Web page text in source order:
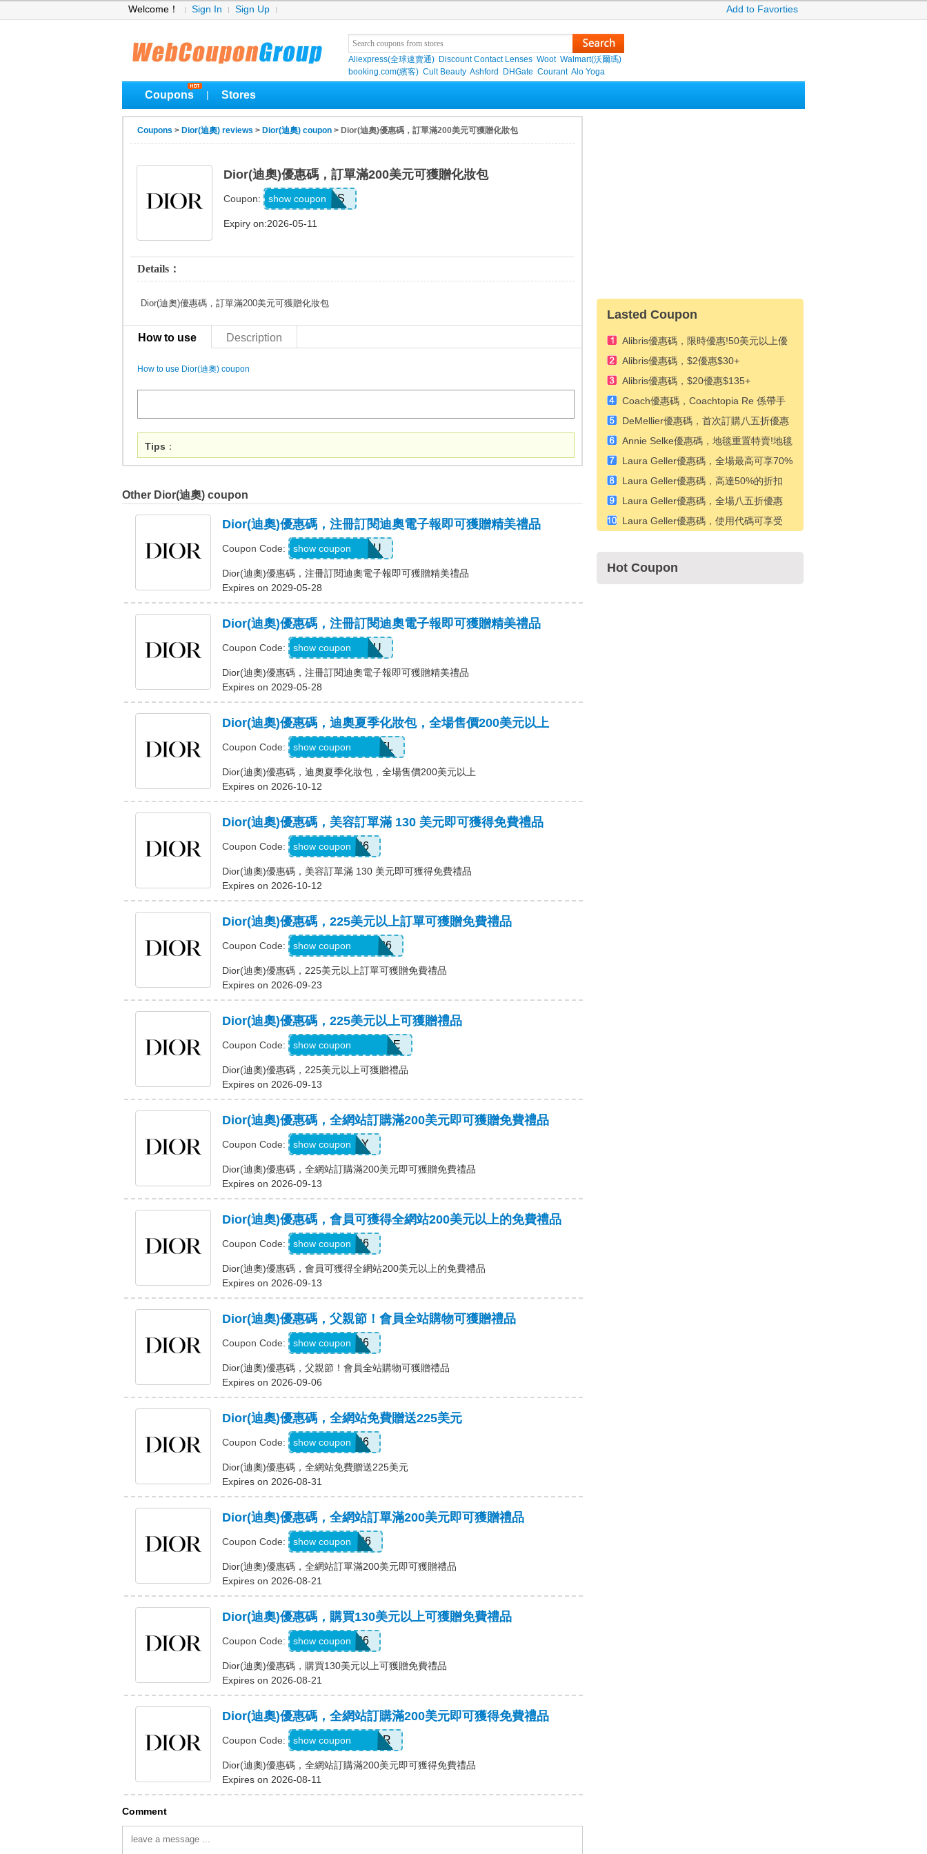
Welcome！ Sign In Sign Up Add to Favorties
Aliexpress(全球速賣通) Discount Contact Lenses Woot Walmart(沃爾瑪)
booking.com(繽客) Cult Beauty Ashford DHGate Courant Alo Yoga
Coupons Stores
Coupons > Dior(迪奧) reviews > Dior(迪奧) coupon > Dior(迪奧)優惠碼，訂單滿200美元可獲贈化妝包
Dior(迪奧)優惠碼，訂單滿200美元可獲贈化妝包
Coupon: VALENTINES
show coupon
Expiry on:2026-05-11
Details：
Dior(迪奧)優惠碼，訂單滿200美元可獲贈化妝包
How to use Description
How to use Dior(迪奧) coupon
Tips ：
Other Dior(迪奧) coupon
Dior(迪奧)優惠碼，注冊訂閱迪奧電子報即可獲贈精美禮品
Coupon Code: WELCOMEYOU
show coupon
Dior(迪奧)優惠碼，注冊訂閱迪奧電子報即可獲贈精美禮品
Expires on 2029-05-28
Dior(迪奧)優惠碼，注冊訂閱迪奧電子報即可獲贈精美禮品
Coupon Code: WELCOMEYOU
show coupon
Dior(迪奧)優惠碼，注冊訂閱迪奧電子報即可獲贈精美禮品
Expires on 2029-05-28
Dior(迪奧)優惠碼，迪奧夏季化妝包，全場售價200美元以上
Coupon Code: SUMMERTRAVEL
show coupon
Dior(迪奧)優惠碼，迪奧夏季化妝包，全場售價200美元以上
Expires on 2026-10-12
Dior(迪奧)優惠碼，美容訂單滿 130 美元即可獲得免費禮品
Coupon Code: RADJUL26
show coupon
Dior(迪奧)優惠碼，美容訂單滿 130 美元即可獲得免費禮品
Expires on 2026-10-12
Dior(迪奧)優惠碼，225美元以上訂單可獲贈免費禮品
Coupon Code: FATHERSDIOR26
show coupon
Dior(迪奧)優惠碼，225美元以上訂單可獲贈免費禮品
Expires on 2026-09-23
Dior(迪奧)優惠碼，225美元以上可獲贈禮品
Coupon Code: SPRINGSURPRISE
show coupon
Dior(迪奧)優惠碼，225美元以上可獲贈禮品
Expires on 2026-09-13
Dior(迪奧)優惠碼，全網站訂購滿200美元即可獲贈免費禮品
Coupon Code: LASHDAY
show coupon
Dior(迪奧)優惠碼，全網站訂購滿200美元即可獲贈免費禮品
Expires on 2026-09-13
Dior(迪奧)優惠碼，會員可獲得全網站200美元以上的免費禮品
Coupon Code: GRADS26
show coupon
Dior(迪奧)優惠碼，會員可獲得全網站200美元以上的免費禮品
Expires on 2026-09-13
Dior(迪奧)優惠碼，父親節！會員全站購物可獲贈禮品
Coupon Code: DDAY26
show coupon
Dior(迪奧)優惠碼，父親節！會員全站購物可獲贈禮品
Expires on 2026-09-06
Dior(迪奧)優惠碼，全網站免費贈送225美元
Coupon Code: BRIDE26
show coupon
Dior(迪奧)優惠碼，全網站免費贈送225美元
Expires on 2026-08-31
Dior(迪奧)優惠碼，全網站訂單滿200美元即可獲贈禮品
Coupon Code: MEMORIAL26
show coupon
Dior(迪奧)優惠碼，全網站訂單滿200美元即可獲贈禮品
Expires on 2026-08-21
Dior(迪奧)優惠碼，購買130美元以上可獲贈免費禮品
Coupon Code: MEMDAY26
show coupon
Dior(迪奧)優惠碼，購買130美元以上可獲贈免費禮品
Expires on 2026-08-21
Dior(迪奧)優惠碼，全網站訂購滿200美元即可獲得免費禮品
Coupon Code: CELEBRATEHER
show coupon
Dior(迪奧)優惠碼，全網站訂購滿200美元即可獲得免費禮品
Expires on 2026-08-11
Comment
Lasted Coupon
Alibris優惠碼，限時優惠!50美元以上優
惠5美元
Alibris優惠碼，$2優惠$30+
Alibris優惠碼，$20優惠$135+
Coach優惠碼，Coachtopia Re 係帶手
提包的免費繩索
DeMellier優惠碼，首次訂購八五折優惠
Annie Selke優惠碼，地毯重置特賣!地毯
八折優惠
Laura Geller優惠碼，全場最高可享70%
折扣 + 50美元以上可享10美元折扣
Laura Geller優惠碼，高達50%的折扣
+額外20%的折扣
Laura Geller優惠碼，全場八五折優惠
Laura Geller優惠碼，使用代碼可享受
Hot Coupon